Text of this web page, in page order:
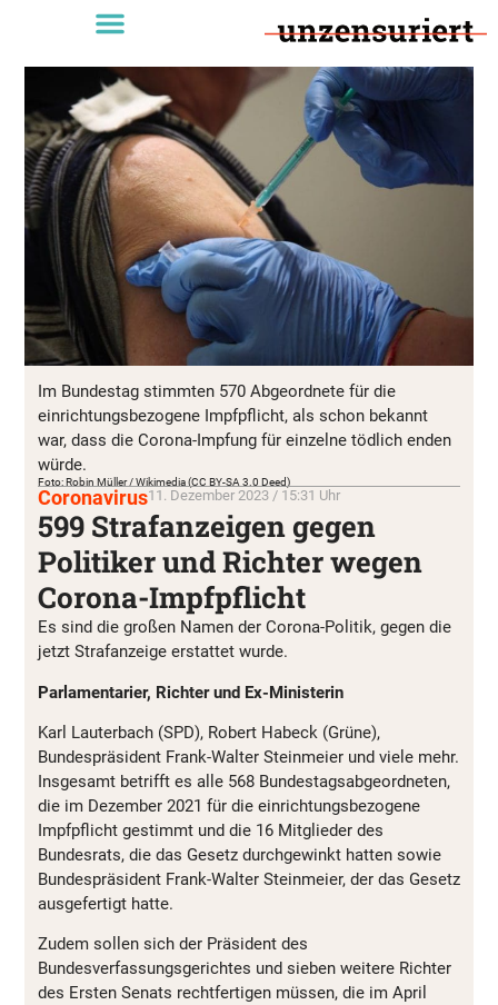
Im Bundestag stimmten 570 Abgeordnete für die
einrichtungsbezogene Impfpflicht, als schon bekannt
war, dass die Corona-Impfung für einzelne tödlich enden
würde.
Foto: Robin Müller / Wikimedia (CC BY-SA 3.0 Deed)
Coronavirus11. Dezember 2023 / 15:31 Uhr
599 Strafanzeigen gegen
Politiker und Richter wegen
Corona-Impfpflicht
Es sind die großen Namen der Corona-Politik, gegen die
jetzt Strafanzeige erstattet wurde.
Parlamentarier, Richter und Ex-Ministerin
Karl Lauterbach (SPD), Robert Habeck (Grüne),
Bundespräsident Frank-Walter Steinmeier und viele mehr.
Insgesamt betrifft es alle 568 Bundestagsabgeordneten,
die im Dezember 2021 für die einrichtungsbezogene
Impfpflicht gestimmt und die 16 Mitglieder des
Bundesrats, die das Gesetz durchgewinkt hatten sowie
Bundespräsident Frank-Walter Steinmeier, der das Gesetz
ausgefertigt hatte.
Zudem sollen sich der Präsident des
Bundesverfassungsgerichtes und sieben weitere Richter
des Ersten Senats rechtfertigen müssen, die im April